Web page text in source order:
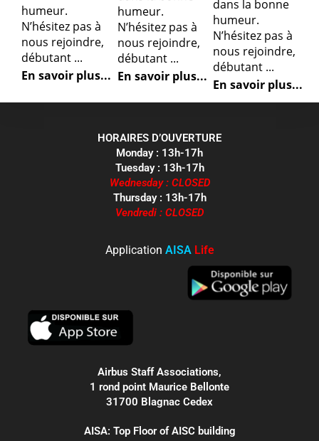
humeur.
N’hésitez pas à
nous rejoindre,
débutant ...
En savoir plus...
humeur.
N’hésitez pas à
nous rejoindre,
débutant ...
En savoir plus...
dans la bonne
humeur.
N’hésitez pas à
nous rejoindre,
débutant ...
En savoir plus...
HORAIRES D’OUVERTURE
Monday : 13h-17h
Tuesday : 13h-17h
Wednesday : CLOSED
Thursday : 13h-17h
Vendredi : CLOSED
Application AISA Life
Airbus Staff Associations,
1 rond point Maurice Bellonte
31700 Blagnac Cedex
AISA: Top Floor of AISC building